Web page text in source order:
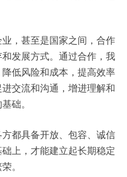
，甚至是国家之间，合作
发展方式。通过合作，我
低风险和成本，提高效率
交流和沟通，增进理解和
础。
都具备开放、包容、诚信
上，才能建立起长期稳定
。